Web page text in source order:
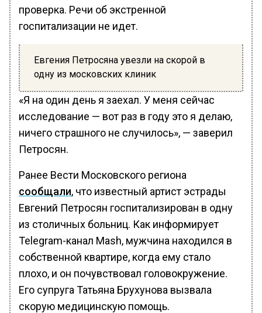
проверка. Речи об экстренной
госпитализации не идет.
Евгения Петросяна увезли на скорой в
одну из московских клиник
«Я на один день я заехал. У меня сейчас
исследование — вот раз в году это я делаю,
ничего страшного не случилось», — заверил
Петросян.
Ранее Вести Московского региона
сообщали, что известный артист эстрады
Евгений Петросян госпитализирован в одну
из столичных больниц. Как информирует
Telegram-канал Mаsh, мужчина находился в
собственной квартире, когда ему стало
плохо, и он почувствовал головокружение.
Его супруга Татьяна Брухунова вызвала
скорую медицинскую помощь.